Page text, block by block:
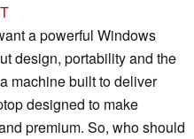
a powerful Windows
design, portability and the
machine built to deliver
designed to make
premium. So, who should